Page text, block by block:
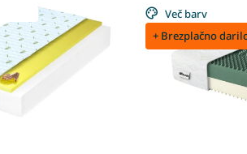
Več barv
+ Brezplačno